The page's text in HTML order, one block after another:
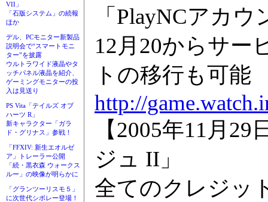
VII」
「石版システム」の続報
ほか
デル、PCモニター新製品
説明会で“スマートモニ
ター”を披露
ウルトラワイド液晶やタ
ッチパネル液晶を紹介、
ゲーミングモニターの投
入は見送り
PS Vita「テイルズ オブ
ハーツ R」
新キャラクター「ガラ
ド・グリナス」参戦！
「FFXIV: 新生エオルゼ
ア」トレーラー公開
「続・黒衣森 ウォークス
ルー」の映像が明らかに
「グランツーリスモ５」
に次世代シボレー登場！
「PlayNCアカウ
12月20からサー
トの移行も可能
http://
【2005年11月
ジュ II」
全てのクレジッ